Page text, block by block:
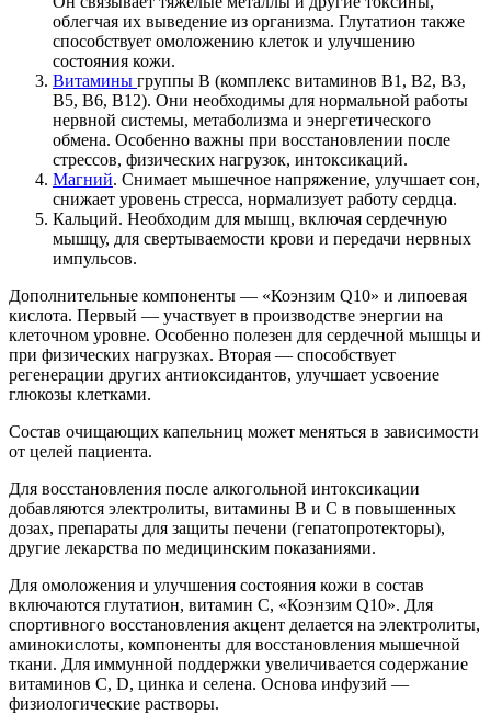
облегчая их выведение из организма. Глутатион также
способствует омоложению клеток и улучшению
состояния кожи.
Витамины группы B (комплекс витаминов B1, B2, B3,
B5, B6, B12). Они необходимы для нормальной работы
нервной системы, метаболизма и энергетического
обмена. Особенно важны при восстановлении после
стрессов, физических нагрузок, интоксикаций.
Магний. Снимает мышечное напряжение, улучшает сон,
снижает уровень стресса, нормализует работу сердца.
Кальций. Необходим для мышц, включая сердечную
мышцу, для свертываемости крови и передачи нервных
импульсов.
Дополнительные компоненты — «Коэнзим Q10» и липоевая
кислота. Первый — участвует в производстве энергии на
клеточном уровне. Особенно полезен для сердечной мышцы и
при физических нагрузках. Вторая — способствует
регенерации других антиоксидантов, улучшает усвоение
глюкозы клетками.
Состав очищающих капельниц может меняться в зависимости
от целей пациента.
Для восстановления после алкогольной интоксикации
добавляются электролиты, витамины B и C в повышенных
дозах, препараты для защиты печени (гепатопротекторы),
другие лекарства по медицинским показаниями.
Для омоложения и улучшения состояния кожи в состав
включаются глутатион, витамин C, «Коэнзим Q10». Для
спортивного восстановления акцент делается на электролиты,
аминокислоты, компоненты для восстановления мышечной
ткани. Для иммунной поддержки увеличивается содержание
витаминов C, D, цинка и селена. Основа инфузий —
физиологические растворы.